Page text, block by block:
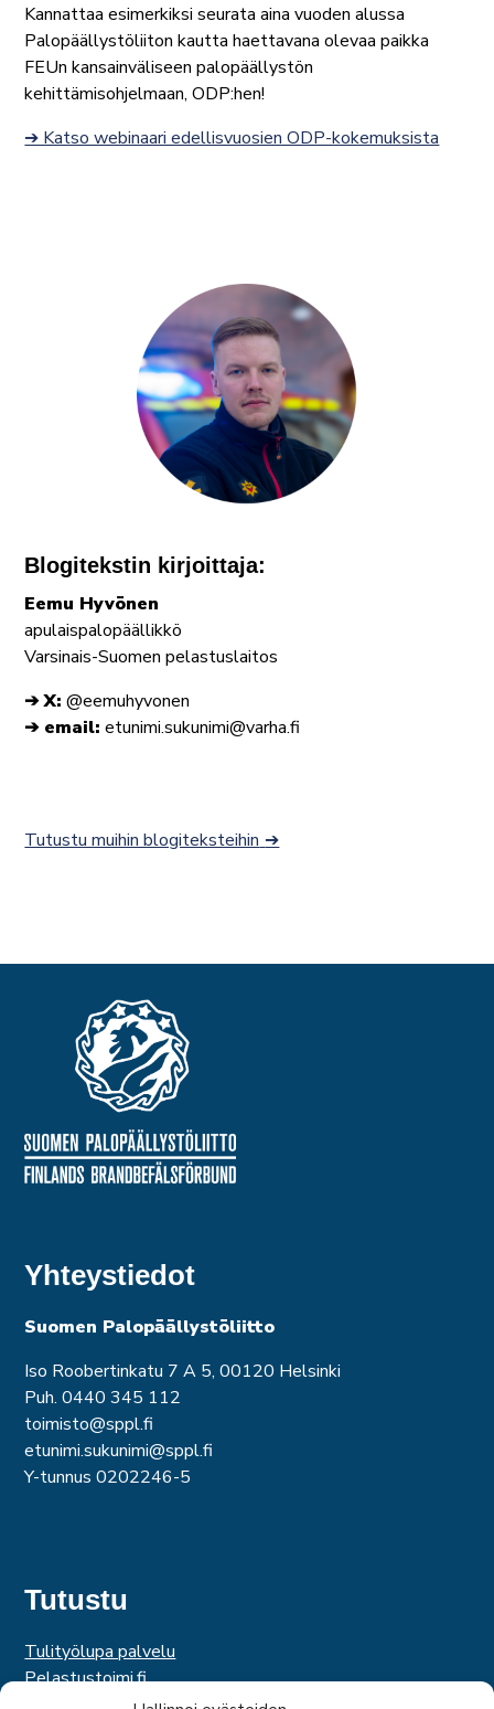
Kannattaa esimerkiksi seurata aina vuoden alussa
Palopäällystöliiton kautta haettavana olevaa paikka
FEUn kansainväliseen palopäällystön
kehittämisohjelmaan, ODP:hen!
➔ Katso webinaari edellisvuosien ODP-kokemuksista
Blogitekstin kirjoittaja:
Eemu Hyvönen
apulaispalopäällikkö
Varsinais-Suomen pelastuslaitos
➔ X: @eemuhyvonen
➔ email: etunimi.sukunimi@varha.fi
Tutustu muihin blogiteksteihin ➔
Yhteystiedot
Suomen Palopäällystöliitto
Iso Roobertinkatu 7 A 5, 00120 Helsinki
Puh. 0440 345 112
toimisto@sppl.fi
etunimi.sukunimi@sppl.fi
Y-tunnus 0202246-5
Tutustu
Tulityölupa palvelu
Pelastustoimi.fi